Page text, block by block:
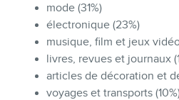
mode (31%)
électronique (23%)
musique, film et jeux
livres, revues et journaux
articles de décoration et
voyages et transports